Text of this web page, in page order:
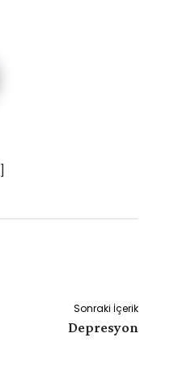
]
Sonraki İçerik
Depresyon